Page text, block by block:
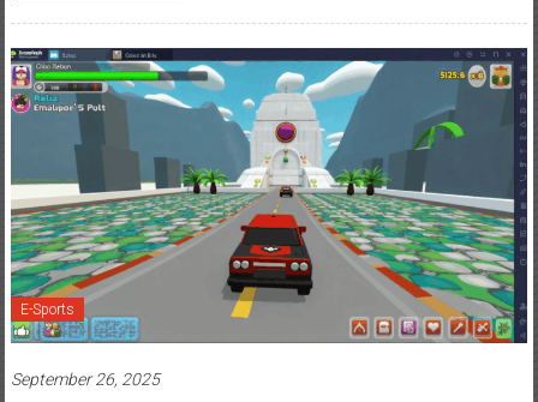
E-Sports
September 26, 2025